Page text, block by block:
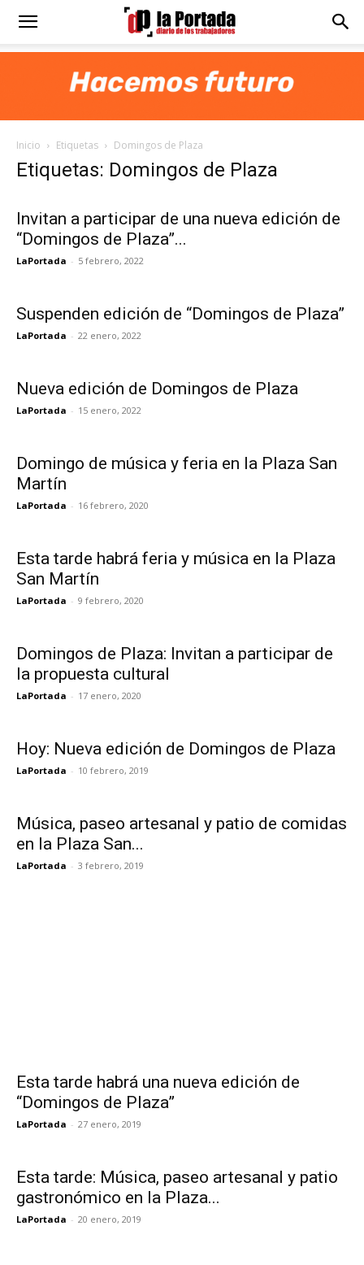
Diario
Portada
Inicio Etiquetas Domingos de Plaza
Etiquetas: Domingos de Plaza
Invitan a participar de una nueva edición de
“Domingos de Plaza”...
LaPortada - 5 febrero, 2022
Suspenden edición de “Domingos de Plaza”
LaPortada - 22 enero, 2022
Nueva edición de Domingos de Plaza
LaPortada - 15 enero, 2022
Domingo de música y feria en la Plaza San
Martín
LaPortada - 16 febrero, 2020
Esta tarde habrá feria y música en la Plaza
San Martín
LaPortada - 9 febrero, 2020
Domingos de Plaza: Invitan a participar de
la propuesta cultural
LaPortada - 17 enero, 2020
Hoy: Nueva edición de Domingos de Plaza
LaPortada - 10 febrero, 2019
Música, paseo artesanal y patio de comidas
en la Plaza San...
LaPortada - 3 febrero, 2019
La Tapa